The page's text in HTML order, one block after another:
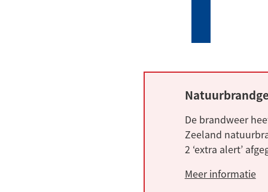
externe
Alarm:
De brandweer
Zeeland
2 ‘extra alert’
Meer informatie